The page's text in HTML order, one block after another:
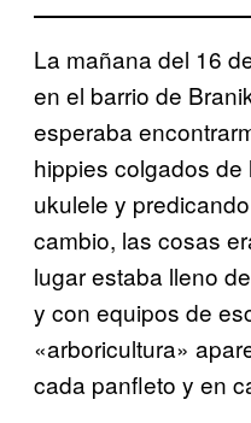
La mañana del 16
en el barrio de
esperaba
hippies colgados
ukulele y
cambio, las cosas
lugar estaba lleno
y con equipos de
«arboricultura»
cada panfleto y en